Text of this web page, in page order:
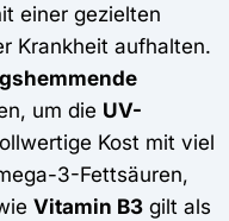
einer gezielten
Krankheit aufhalten.
um die UV-
Kost mit viel
3-Fettsäuren,
Vitamin B3 gilt als